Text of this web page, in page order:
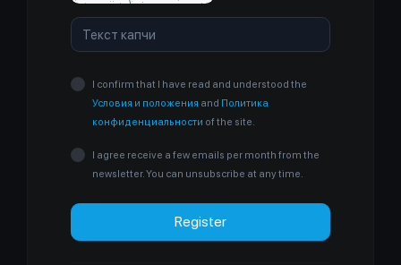
I confirm that I have read and understood the
Условия и положения and Политика
конфиденциальности of the site.
I agree receive a few emails per month from the
newsletter. You can unsubscribe at any time.
Register